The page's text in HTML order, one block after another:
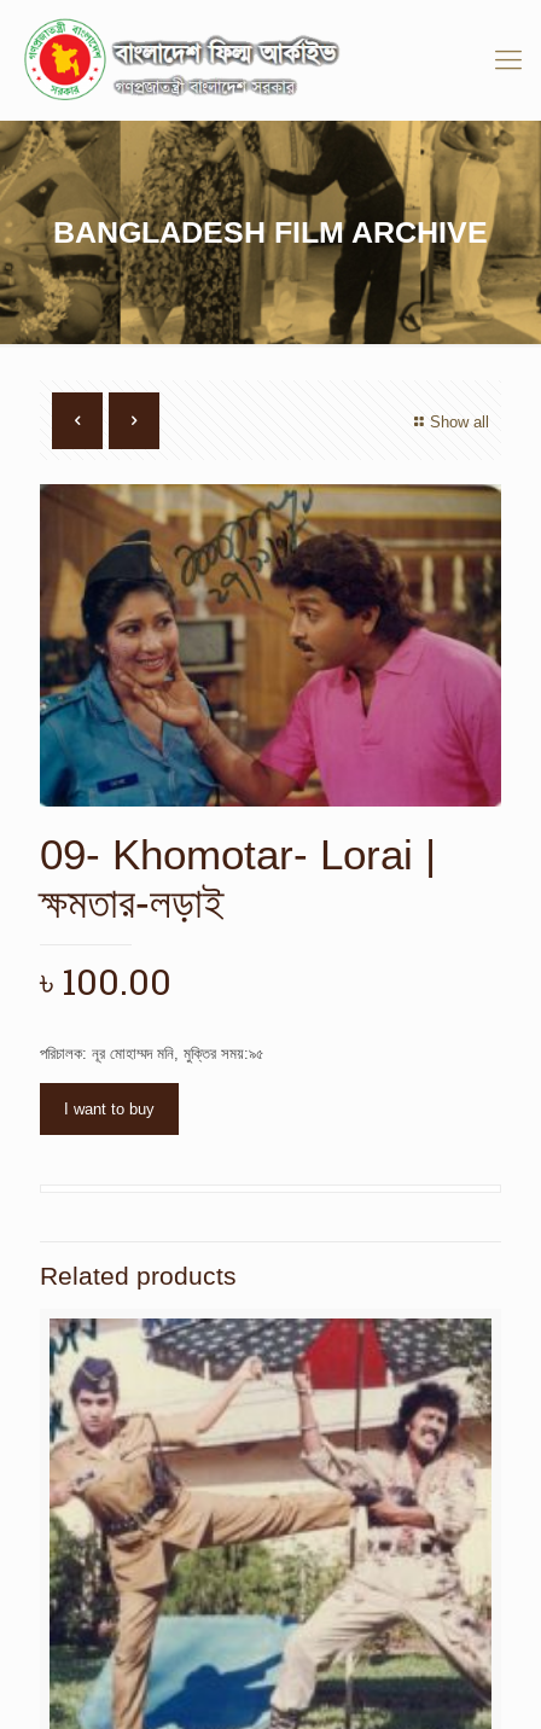
BANGLADESH FILM ARCHIVE
Show all
09- Khomotar- Lorai |
ক্ষমতার-লড়াই
৳ 100.00
পরিচালক: নূর মোহাম্মদ মনি, মুক্তির সময়:৯৫
I want to buy
Related products